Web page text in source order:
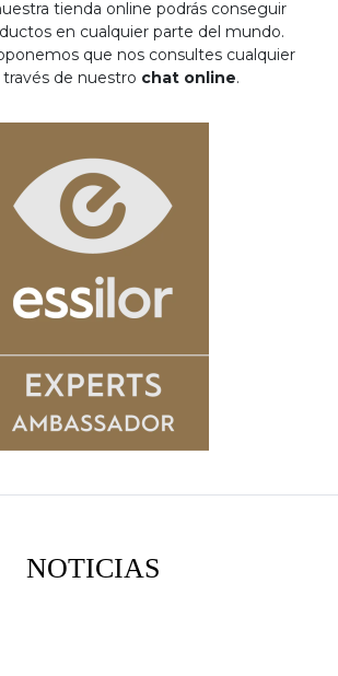
tienda online podrás conseguir
en cualquier parte del mundo.
que nos consultes cualquier
través de nuestro chat online.
NOTICIAS